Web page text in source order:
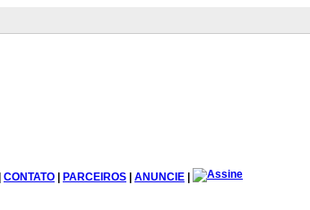
| CONTATO | PARCEIROS | ANUNCIE |